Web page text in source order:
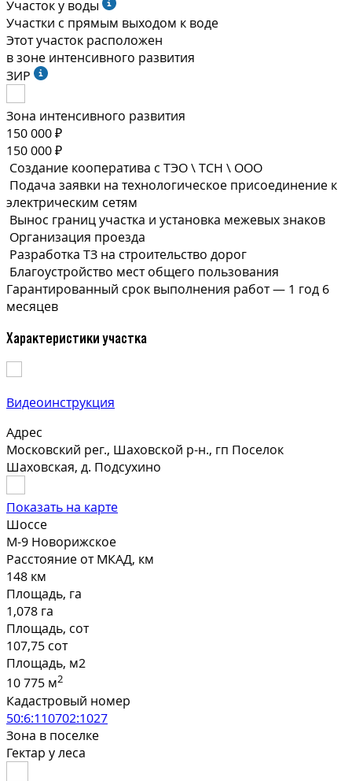
Участок у воды
Участки с прямым выходом к воде
Этот участок расположен
в зоне интенсивного развития
ЗИР
Зона интенсивного развития
150 000 ₽
150 000 ₽
Создание кооператива с ТЭО \ ТСН \ ООО
Подача заявки на технологическое присоединение к
электрическим сетям
Вынос границ участка и установка межевых знаков
Организация проезда
Разработка ТЗ на строительство дорог
Благоустройство мест общего пользования
Гарантированный срок выполнения работ — 1 год 6
месяцев
Характеристики участка
Видеоинструкция
Адрес
Московский рег., Шаховской р-н., гп Поселок
Шаховская, д. Подсухино
Показать на карте
Шоссе
М-9 Новорижское
Расстояние от МКАД, км
148 км
Площадь, га
1,078 га
Площадь, сот
107,75 сот
Площадь, м2
10 775 м2
Кадастровый номер
50:6:110702:1027
Зона в поселке
Гектар у леса